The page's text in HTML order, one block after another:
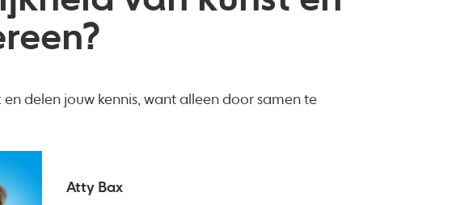
delen jouw kennis, want alleen door samen te
Atty Bax